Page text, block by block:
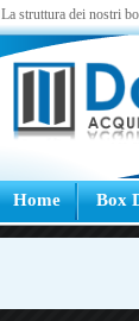
La struttura dei nostri
Home Box